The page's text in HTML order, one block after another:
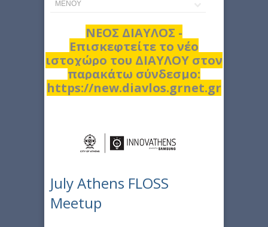
ΝΕΟΣ ΔΙΑΥΛΟΣ -
Επισκεφτείτε το νέο
ιστοχώρο του ΔΙΑΥΛΟΥ στον
παρακάτω σύνδεσμο:
https://new.diavlos.grnet.gr
July Athens FLOSS
Meetup